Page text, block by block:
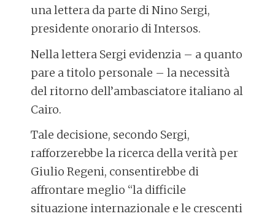
una lettera da parte di Nino Sergi,
presidente onorario di Intersos.
Nella lettera Sergi evidenzia – a quanto
pare a titolo personale – la necessità
del ritorno dell’ambasciatore italiano al
Cairo.
Tale decisione, secondo Sergi,
rafforzerebbe la ricerca della verità per
Giulio Regeni, consentirebbe di
affrontare meglio “la difficile
situazione internazionale e le crescenti